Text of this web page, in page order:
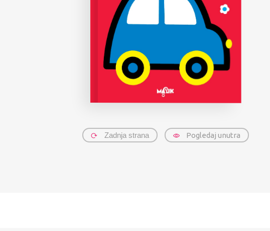
Zadnja strana Pogledaj unutra